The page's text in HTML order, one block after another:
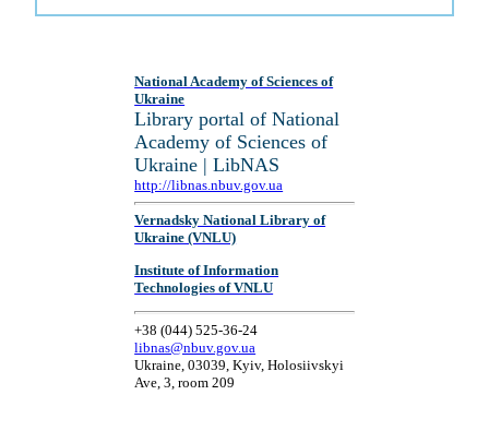
National Academy of Sciences of
Ukraine
Library portal of National
Academy of Sciences of
Ukraine | LibNAS
http://libnas.nbuv.gov.ua
Vernadsky National Library of
Ukraine (VNLU)
Institute of Information
Technologies of VNLU
+38 (044) 525-36-24
libnas@nbuv.gov.ua
Ukraine, 03039, Kyiv, Holosiivskyi
Ave, 3, room 209